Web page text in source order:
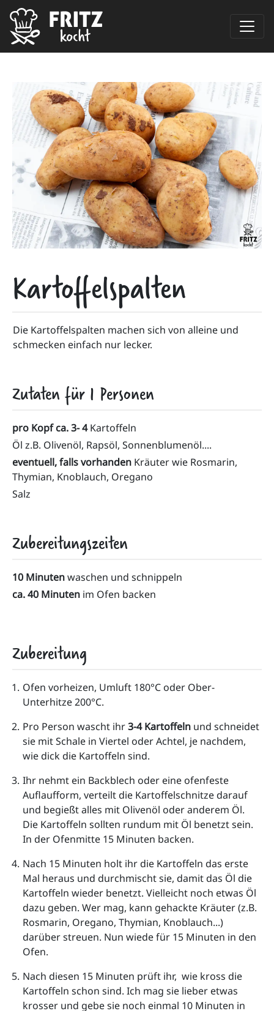
Kartoffelspalten
Die Kartoffelspalten machen sich von alleine und
schmecken einfach nur lecker.
Zutaten für 1 Personen
pro Kopf ca. 3- 4 Kartoffeln
Öl z.B. Olivenöl, Rapsöl, Sonnenblumenöl....
eventuell, falls vorhanden Kräuter wie Rosmarin,
Thymian, Knoblauch, Oregano
Salz
Zubereitungszeiten
10 Minutenwaschen und schnippeln
ca. 40 Minuten im Ofen backen
Zubereitung
Ofen vorheizen, Umluft 180°C oder Ober-
Unterhitze 200°C.
Pro Person wascht ihr 3-4 Kartoffeln und schneidet
sie mit Schale in Viertel oder Achtel, je nachdem,
wie dick die Kartoffeln sind.
Ihr nehmt ein Backblech oder eine ofenfeste
Auflaufform, verteilt die Kartoffelschnitze darauf
und begießt alles mit Olivenöl oder anderem Öl.
Die Kartoffeln sollten rundum mit Öl benetzt sein.
In der Ofenmitte 15 Minuten backen.
Nach 15 Minuten holt ihr die Kartoffeln das erste
Mal heraus und durchmischt sie, damit das Öl die
Kartoffeln wieder benetzt. Vielleicht noch etwas Öl
dazu geben. Wer mag, kann gehackte Kräuter (z.B.
Rosmarin, Oregano, Thymian, Knoblauch...)
darüber streuen. Nun wiede für 15 Minuten in den
Ofen.
Nach diesen 15 Minuten prüft ihr,  wie kross die
Kartoffeln schon sind. Ich mag sie lieber etwas
krosser und gebe sie noch einmal 10 Minuten in